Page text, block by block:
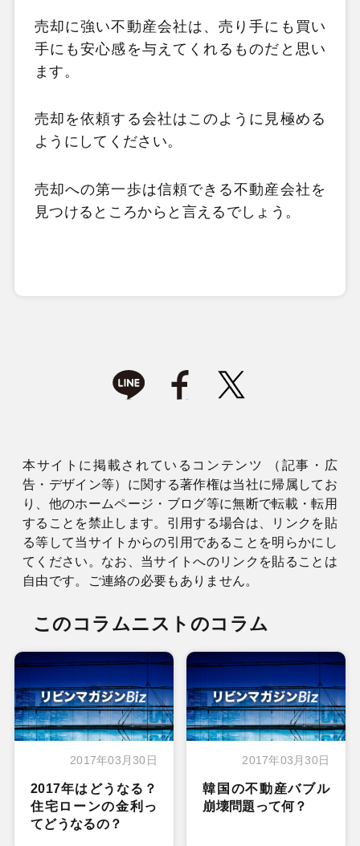
売却に強い不動産会社は、売り手にも買い
手にも安心感を与えてくれるものだと思い
ます。
売却を依頼する会社はこのように見極める
ようにしてください。
売却への第一歩は信頼できる不動産会社を
見つけるところからと言えるでしょう。
本サイトに掲載されているコンテンツ （記事・広
告・デザイン等）に関する著作権は当社に帰属してお
り、他のホームページ・ブログ等に無断で転載・転用
することを禁止します。引用する場合は、リンクを貼
る等して当サイトからの引用であることを明らかにし
てください。なお、当サイトへのリンクを貼ることは
自由です。ご連絡の必要もありません。
このコラムニストのコラム
2017年03月30日
2017年はどうなる？
住宅ローンの金利っ
てどうなるの？
2017年03月30日
韓国の不動産バブル
崩壊問題って何？